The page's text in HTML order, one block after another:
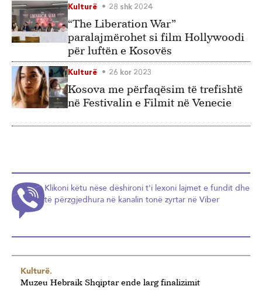
Kulturë 28 shk 2024
“The Liberation War”
paralajmërohet si film Hollywoodi
për luftën e Kosovës
Kulturë 26 kor 2023
Kosova me përfaqësim të trefishtë
në Festivalin e Filmit në Venecie
Klikoni këtu nëse dëshironi t'i lexoni lajmet e fundit dhe
të përzgjedhura në kanalin tonë zyrtar në Viber
Kulturë.
Muzeu Hebraik Shqiptar ende larg finalizimit